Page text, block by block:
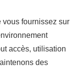
vous fournissez sur
accès, utilisation
des